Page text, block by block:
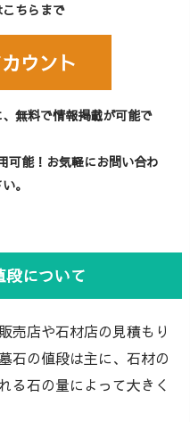
ちらまで
ウント
無料で情報掲載が可能で
可能！お気軽にお問い合わ
。
段について
売店や石材店の見積もり
石の値段は主に、石材の
る石の量によって大きく